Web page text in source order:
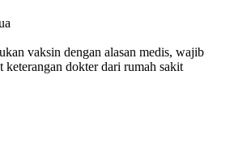
vaksin dengan alasan medis, wajib
keterangan dokter dari rumah sakit